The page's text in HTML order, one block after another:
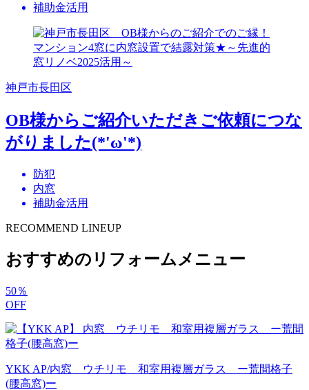
補助金活用
神戸市長田区
OB様からご紹介いただきご依頼につな
がりました(*'ω'*)
防犯
内窓
補助金活用
RECOMMEND LINEUP
おすすめのリフォームメニュー
50％
OFF
YKK AP/内窓 ウチリモ 和室用複層ガラス ー荒間格子
(腰高窓)ー